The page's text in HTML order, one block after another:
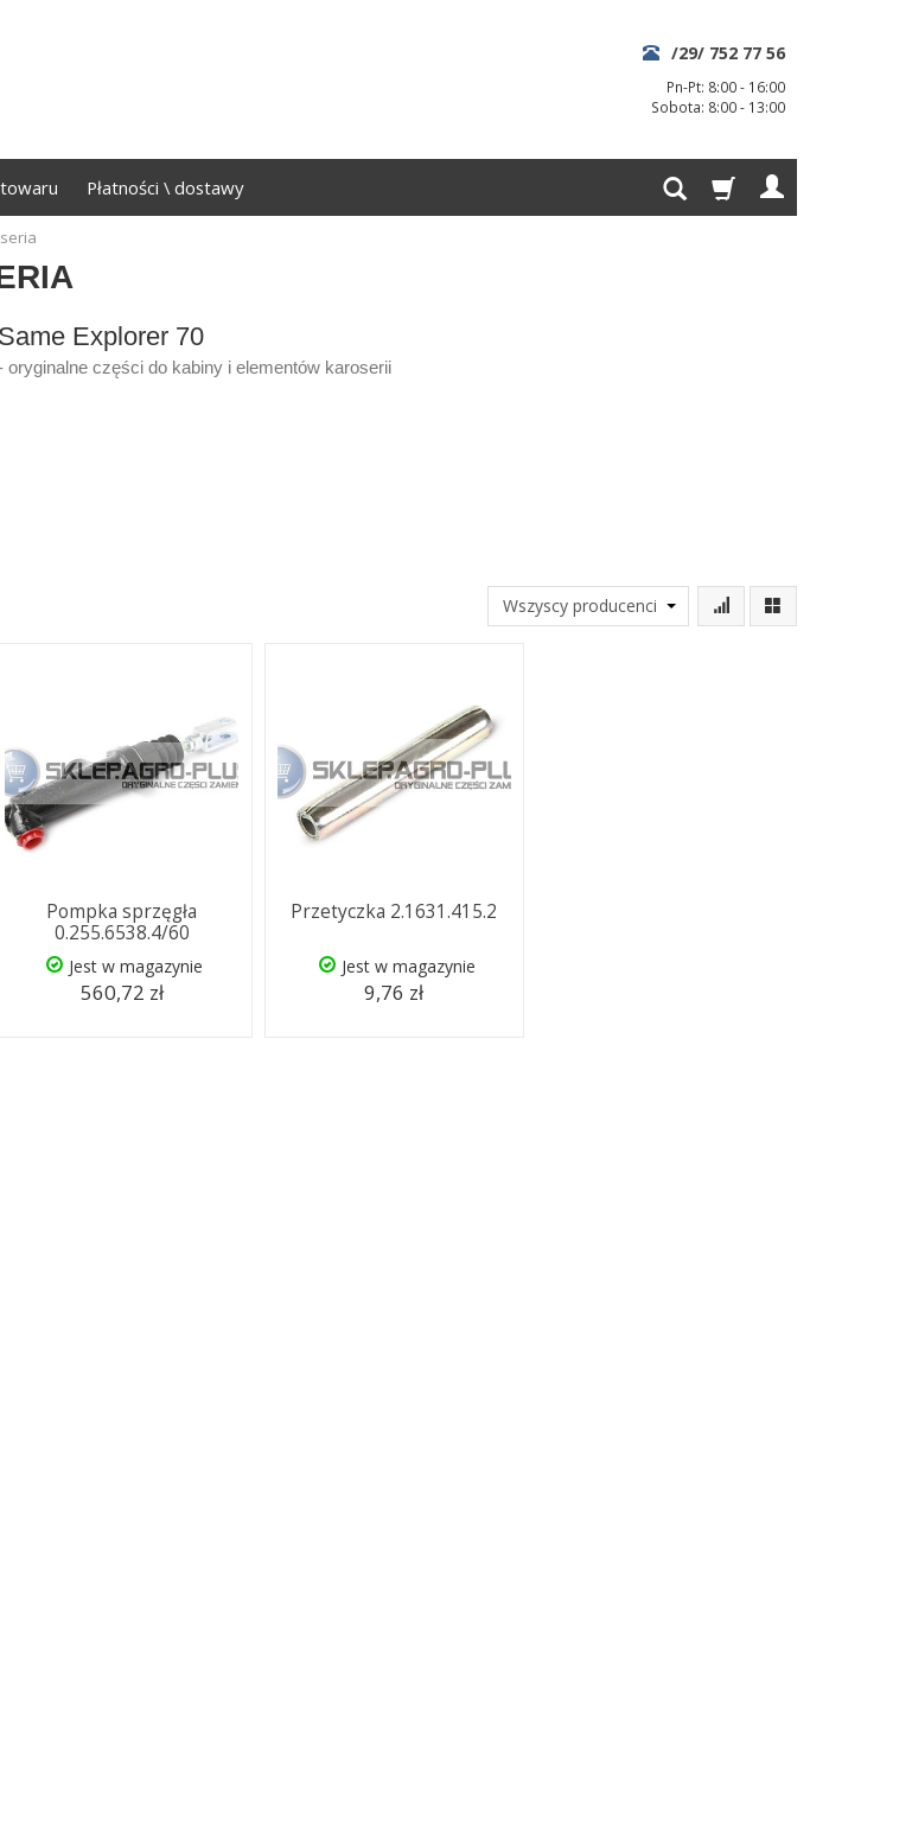
/29/ 752 77 56
Pn-Pt: 8:00 - 16:00
Sobota: 8:00 - 13:00
Płatności \ dostawy
Same Explorer 70
oryginalne części do kabiny i elementów karoserii
Pompka sprzęgła
0.255.6538.4/60
Jest w magazynie
560,72 zł
Przetyczka 2.1631.415.2
Jest w magazynie
9,76 zł